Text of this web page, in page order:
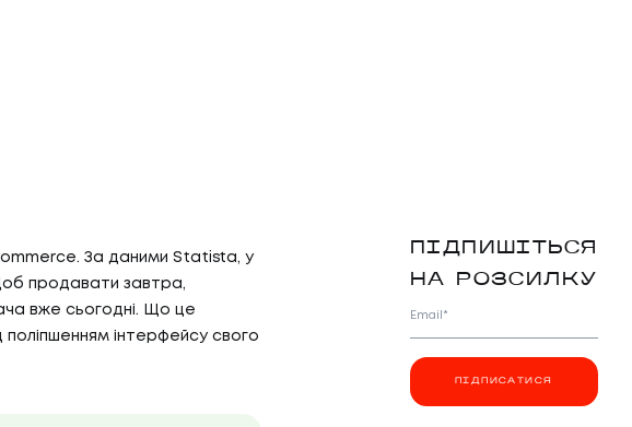
За даними Statista, у
продавати завтра,
вже сьогодні. Що це
інтерфейсу свого
ПІДПИШІТЬСЯ
НА РОЗСИЛКУ
Email*
ПІДПИСАТИСЯ